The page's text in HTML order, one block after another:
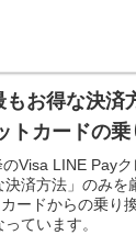
もお得な決
トカードの
Visa LINE Pay
決済方法」のみ
ードからの乗り
ています。